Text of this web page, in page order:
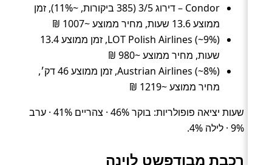
Condor – דירוג 3/5 (385 ביקורות, ~11%), זמן
ממוצע 13.6 שעות, מחיר ממוצע ~1007 ₪
LOT Polish Airlines (~9%), זמן ממוצע 13.4
שעות, מחיר ממוצע ~980 ₪
Austrian Airlines (~8%), זמן ממוצע 46 דק׳,
מחיר ממוצע ~1219 ₪
שעות יציאה פופולריות: בוקר 46% · צהריים 41% · ערב
9% · לילה 4%.
רכבת מבודפשט לוינה